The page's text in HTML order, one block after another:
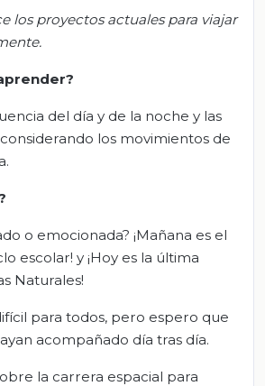
los proyectos actuales para viajar
.
del día y de la noche y las
los movimientos de
o emocionada? ¡Mañana es el
escolar! y ¡Hoy es la última
Naturales!
para todos, pero espero que
acompañado día tras día.
la carrera espacial para